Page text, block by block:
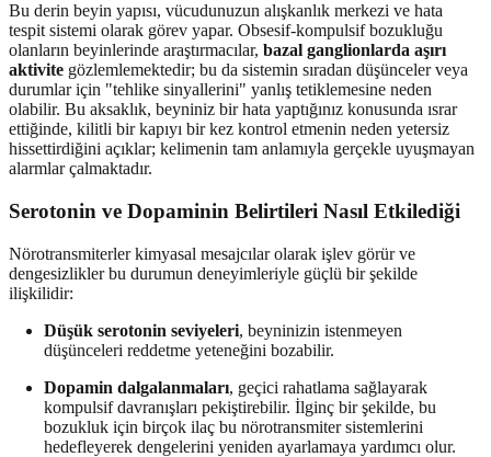
Bu derin beyin yapısı, vücudunuzun alışkanlık merkezi ve hata
tespit sistemi olarak görev yapar. Obsesif-kompulsif bozukluğu
olanların beyinlerinde araştırmacılar, bazal ganglionlarda aşırı
aktivite gözlemlemektedir; bu da sistemin sıradan düşünceler veya
durumlar için "tehlike sinyallerini" yanlış tetiklemesine neden
olabilir. Bu aksaklık, beyniniz bir hata yaptığınız konusunda ısrar
ettiğinde, kilitli bir kapıyı bir kez kontrol etmenin neden yetersiz
hissettirdiğini açıklar; kelimenin tam anlamıyla gerçekle uyuşmayan
alarmlar çalmaktadır.
Serotonin ve Dopaminin Belirtileri Nasıl Etkilediği
Nörotransmiterler kimyasal mesajcılar olarak işlev görür ve
dengesizlikler bu durumun deneyimleriyle güçlü bir şekilde
ilişkilidir:
Düşük serotonin seviyeleri, beyninizin istenmeyen
düşünceleri reddetme yeteneğini bozabilir.
Dopamin dalgalanmaları, geçici rahatlama sağlayarak
kompulsif davranışları pekiştirebilir. İlginç bir şekilde, bu
bozukluk için birçok ilaç bu nörotransmiter sistemlerini
hedefleyerek dengelerini yeniden ayarlamaya yardımcı olur.